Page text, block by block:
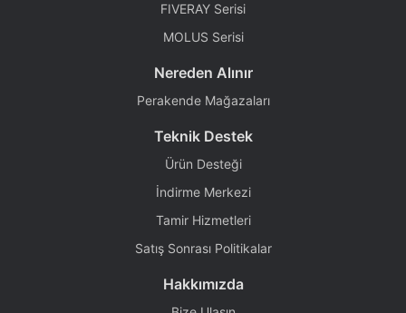
FIVERAY Serisi
MOLUS Serisi
Nereden Alınır
Perakende Mağazaları
Teknik Destek
Ürün Desteği
İndirme Merkezi
Tamir Hizmetleri
Satış Sonrası Politikalar
Hakkımızda